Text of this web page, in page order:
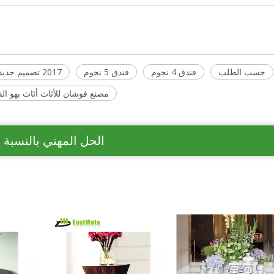
2017 تصميم جديد فندق 5 نجوم فندق 4 نجوم
حسب الطلب
مصنع فوشان للأثاث أثاث بهو
الحل المهني